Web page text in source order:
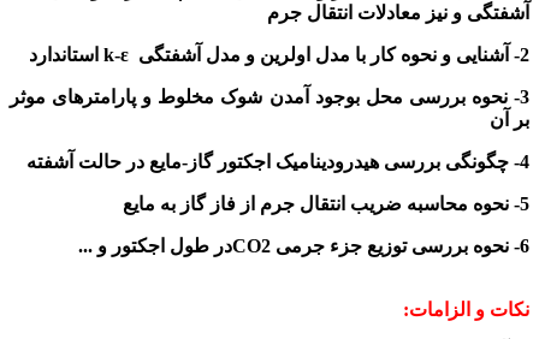
آشفتگی و نیز معادلات انتقال جرم
2- آشنایی و نحوه کار با مدل اولرین و مدل آشفتگی k-ε استاندارد
3- نحوه بررسی محل بوجود آمدن شوک مخلوط و پارامترهای موثر
بر آن
4- چگونگی بررسی هیدرودینامیک اجکتور گاز-مایع در حالت آشفته
5- نحوه محاسبه ضریب انتقال جرم از فاز گاز به مایع
6- نحوه بررسی توزیع جزء جرمی CO2در طول اجکتور و ...
نکات و الزامات: